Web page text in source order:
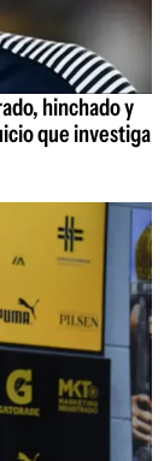
hinchado y
que investiga